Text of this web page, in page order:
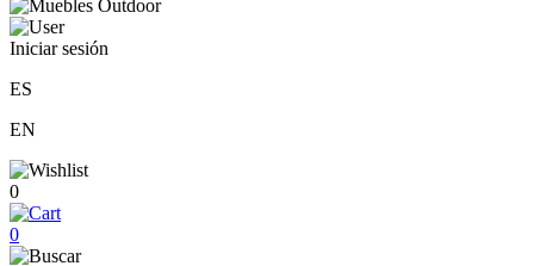
Iniciar sesión
ES
EN
0
0